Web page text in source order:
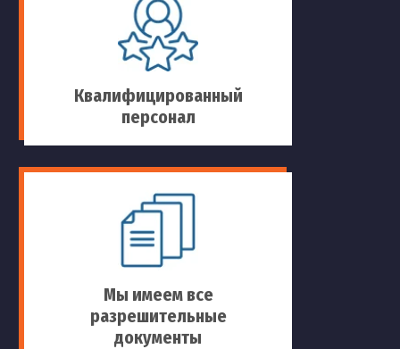
Квалифицированный
персонал
Мы имеем все
разрешительные
документы